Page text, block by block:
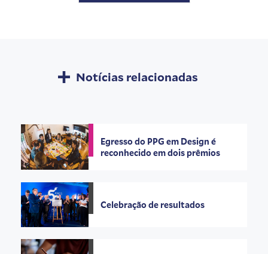
Notícias relacionadas
Egresso do PPG em Design é
reconhecido em dois prêmios
Celebração de resultados